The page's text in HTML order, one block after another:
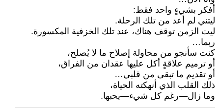
أفكر بشيءٍ واحد فقط:
ليتني لم أعد من تلك الرحلة.
ليت الزمن توقف هناك، عند تلك الخزفية المكسورة.
ربما…
كنت سأنجو من محاولة إصلاح ما لا يُصلح،
أو ترميم علاقةٍ أكل عليها عقدان من الفراق،
أو تقديم ما تبقى من قلبي…
ذلك القلب الذي أنهكته الحياة،
وما زال—رغم كل شيء—يحبها.